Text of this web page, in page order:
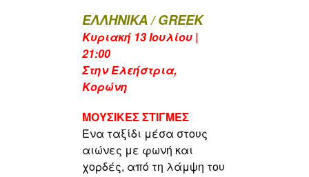
ΕΛΛΗΝΙΚΑ / GREEK
Κυριακή 13 Ιουλίου |
21:00
Στην Ελεήστρια,
Κορώνη
ΜΟΥΣΙΚΕΣ ΣΤΙΓΜΕΣ
Ένα ταξίδι μέσα στους
αιώνες με φωνή και
χορδές, από τη λάμψη του